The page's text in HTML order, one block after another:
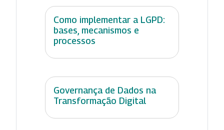
Como implementar a LGPD:
bases, mecanismos e
processos
Governança de Dados na
Transformação Digital